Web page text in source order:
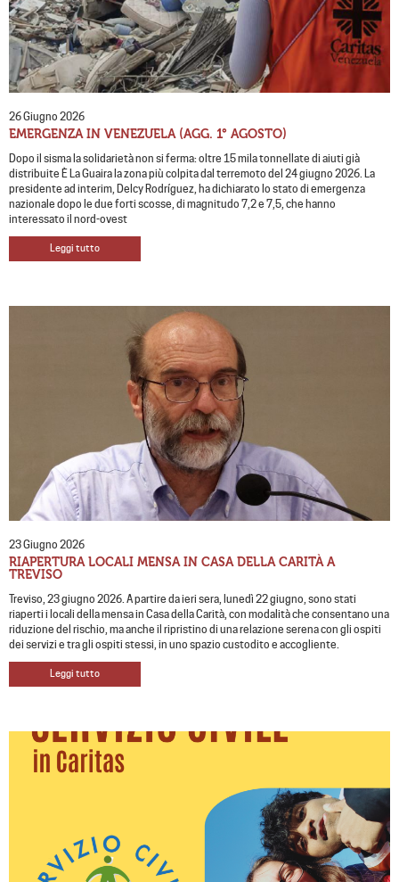
26 Giugno 2026
EMERGENZA IN VENEZUELA (AGG. 1° AGOSTO)
Dopo il sisma la solidarietà non si ferma: oltre 15 mila tonnellate di aiuti già
distribuite È La Guaira la zona più colpita dal terremoto del 24 giugno 2026. La
presidente ad interim, Delcy Rodríguez, ha dichiarato lo stato di emergenza
nazionale dopo le due forti scosse, di magnitudo 7,2 e 7,5, che hanno
interessato il nord-ovest
Leggi tutto
23 Giugno 2026
RIAPERTURA LOCALI MENSA IN CASA DELLA CARITÀ A
TREVISO
Treviso, 23 giugno 2026. A partire da ieri sera, lunedì 22 giugno, sono stati
riaperti i locali della mensa in Casa della Carità, con modalità che consentano una
riduzione del rischio, ma anche il ripristino di una relazione serena con gli ospiti
dei servizi e tra gli ospiti stessi, in uno spazio custodito e accogliente.
Leggi tutto